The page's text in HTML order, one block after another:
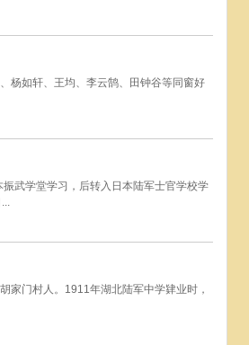
杨如轩、王均、李云鹄、田钟谷等同窗好
武学堂学习，后转入日本陆军士官学校学
家门村人。1911年湖北陆军中学肄业时，